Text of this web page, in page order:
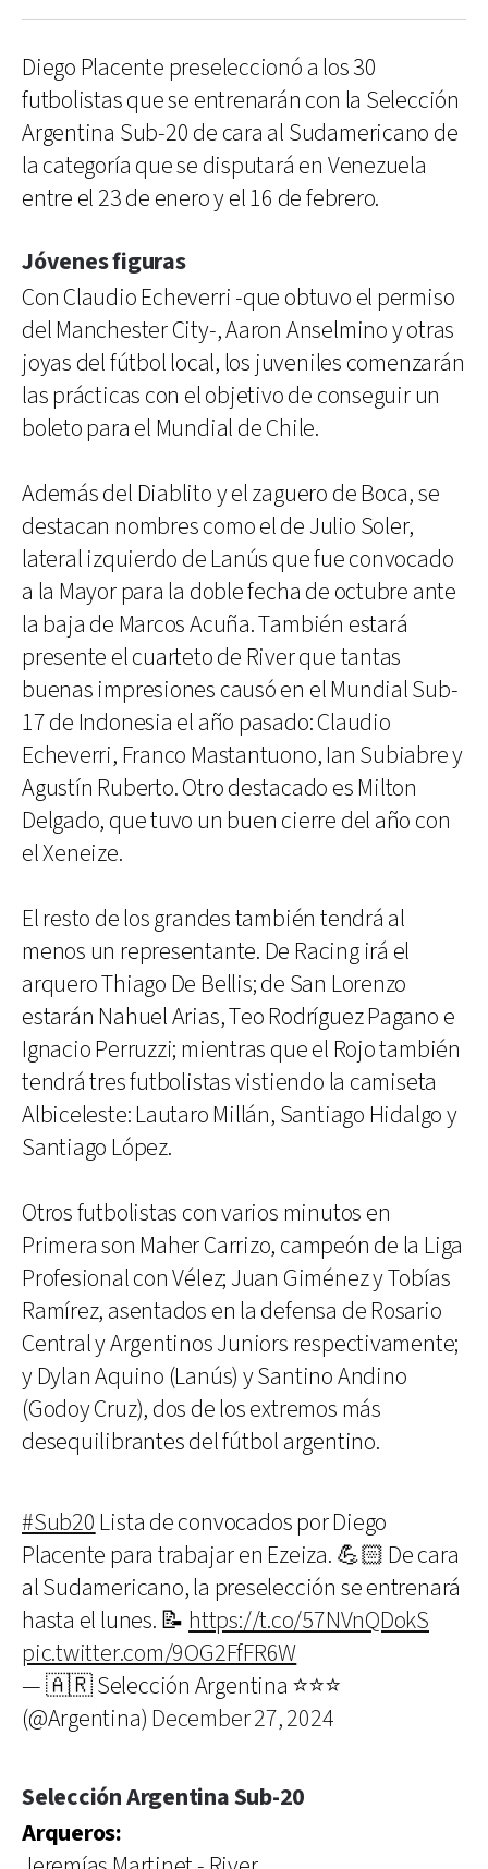
Diego Placente preseleccionó a los 30
futbolistas que se entrenarán con la Selección
Argentina Sub-20 de cara al Sudamericano de
la categoría que se disputará en Venezuela
entre el 23 de enero y el 16 de febrero.
Jóvenes figuras
Con Claudio Echeverri -que obtuvo el permiso
del Manchester City-, Aaron Anselmino y otras
joyas del fútbol local, los juveniles comenzarán
las prácticas con el objetivo de conseguir un
boleto para el Mundial de Chile.
Además del Diablito y el zaguero de Boca, se
destacan nombres como el de Julio Soler,
lateral izquierdo de Lanús que fue convocado
a la Mayor para la doble fecha de octubre ante
la baja de Marcos Acuña. También estará
presente el cuarteto de River que tantas
buenas impresiones causó en el Mundial Sub-
17 de Indonesia el año pasado: Claudio
Echeverri, Franco Mastantuono, Ian Subiabre y
Agustín Ruberto. Otro destacado es Milton
Delgado, que tuvo un buen cierre del año con
el Xeneize.
El resto de los grandes también tendrá al
menos un representante. De Racing irá el
arquero Thiago De Bellis; de San Lorenzo
estarán Nahuel Arias, Teo Rodríguez Pagano e
Ignacio Perruzzi; mientras que el Rojo también
tendrá tres futbolistas vistiendo la camiseta
Albiceleste: Lautaro Millán, Santiago Hidalgo y
Santiago López.
Otros futbolistas con varios minutos en
Primera son Maher Carrizo, campeón de la Liga
Profesional con Vélez; Juan Giménez y Tobías
Ramírez, asentados en la defensa de Rosario
Central y Argentinos Juniors respectivamente;
y Dylan Aquino (Lanús) y Santino Andino
(Godoy Cruz), dos de los extremos más
desequilibrantes del fútbol argentino.
#Sub20 Lista de convocados por Diego
Placente para trabajar en Ezeiza. 💪🏻 De cara
al Sudamericano, la preselección se entrenará
hasta el lunes. 📝 https://t.co/57NVnQDokS
pic.twitter.com/9OG2FfFR6W
— 🇦🇷 Selección Argentina ⭐⭐⭐
(@Argentina) December 27, 2024
Selección Argentina Sub-20
Arqueros: